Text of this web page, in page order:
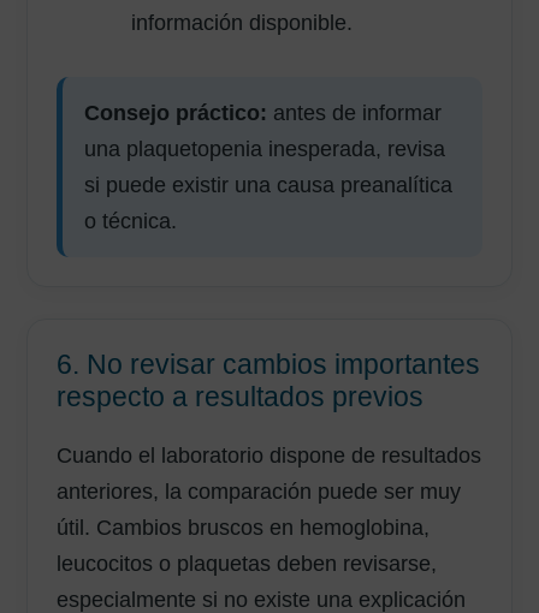
información disponible.
Consejo práctico: antes de informar
una plaquetopenia inesperada, revisa
si puede existir una causa preanalítica
o técnica.
6. No revisar cambios importantes
respecto a resultados previos
Cuando el laboratorio dispone de resultados
anteriores, la comparación puede ser muy
útil. Cambios bruscos en hemoglobina,
leucocitos o plaquetas deben revisarse,
especialmente si no existe una explicación